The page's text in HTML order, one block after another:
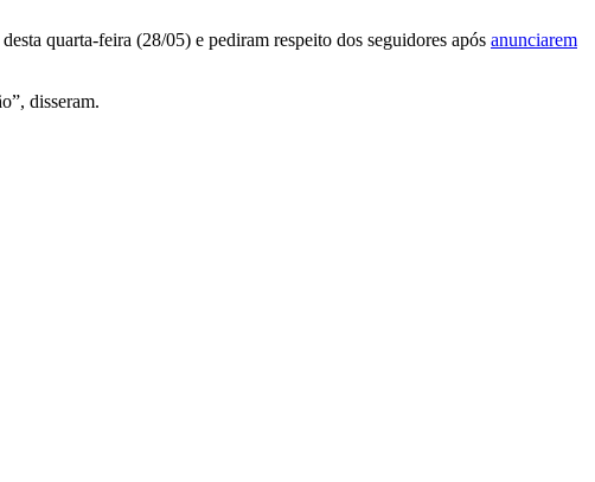
quarta-feira (28/05) e pediram respeito dos seguidores após anunciarem
disseram.